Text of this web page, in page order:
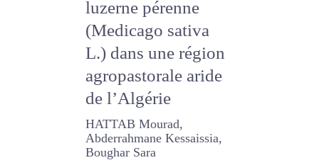
(Medicago sativa
L.) dans une région
agropastorale aride
de l’Algérie
HATTAB Mourad,
Abderrahmane Kessaissia,
Boughar Sara